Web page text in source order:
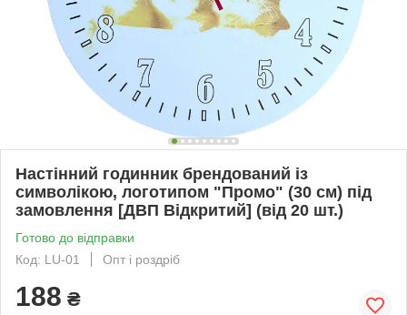
Настінний годинник брендований із
символікою, логотипом "Промо" (30 cм) під
замовлення [ДВП Відкритий] (від 20 шт.)
Готово до відправки
Код: LU-01
Опт і роздріб
188 ₴